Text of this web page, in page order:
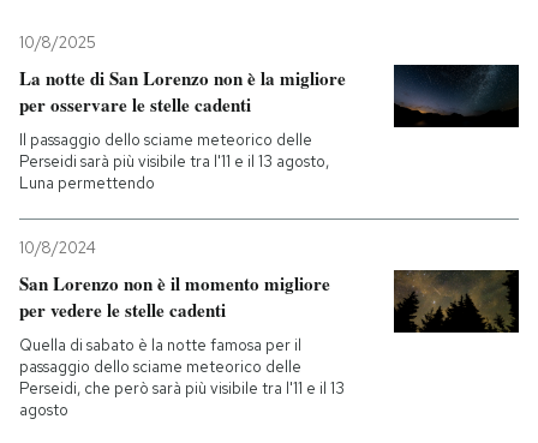
Mondo
Politica
Tecnologia
Internet
Scienza
Economia
Sport
Consumismi
Ok Boomer!
Mondiali calcio 2026
PODCAST
10/8/2025
La notte di San Lorenzo non è la migliore
per osservare le stelle cadenti
Il passaggio dello sciame meteorico delle
Perseidi sarà più visibile tra l'11 e il 13 agosto,
Luna permettendo
10/8/2024
San Lorenzo non è il momento migliore
per vedere le stelle cadenti
Quella di sabato è la notte famosa per il
passaggio dello sciame meteorico delle
Perseidi, che però sarà più visibile tra l'11 e il 13
agosto